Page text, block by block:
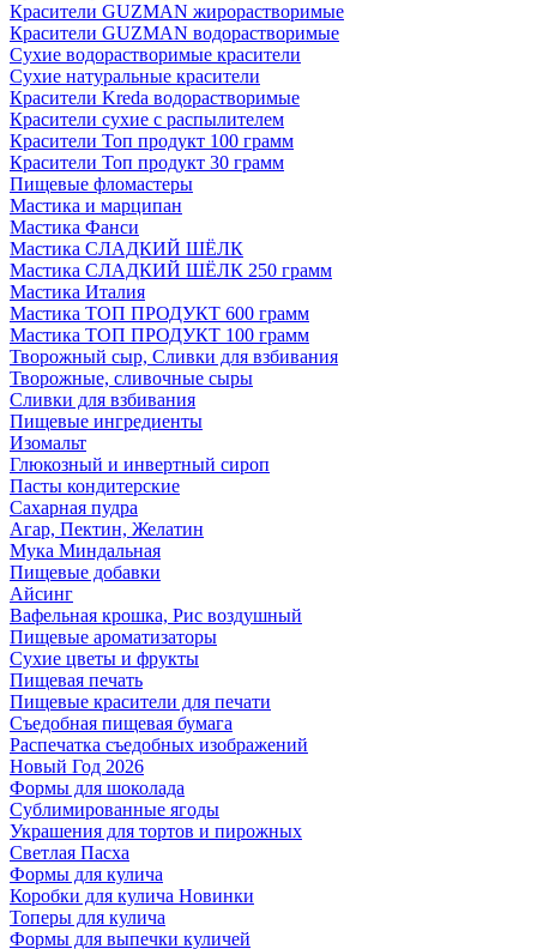
Красители GUZMAN жирорастворимые
Красители GUZMAN водорастворимые
Сухие водорастворимые красители
Сухие натуральные красители
Красители Kreda водорастворимые
Красители сухие с распылителем
Красители Топ продукт 100 грамм
Красители Топ продукт 30 грамм
Пищевые фломастеры
Мастика и марципан
Мастика Фанси
Мастика СЛАДКИЙ ШЁЛК
Мастика СЛАДКИЙ ШЁЛК 250 грамм
Мастика Италия
Мастика ТОП ПРОДУКТ 600 грамм
Мастика ТОП ПРОДУКТ 100 грамм
Творожный сыр, Сливки для взбивания
Творожные, сливочные сыры
Сливки для взбивания
Пищевые ингредиенты
Изомальт
Глюкозный и инвертный сироп
Пасты кондитерские
Сахарная пудра
Агар, Пектин, Желатин
Мука Миндальная
Пищевые добавки
Айсинг
Вафельная крошка, Рис воздушный
Пищевые ароматизаторы
Сухие цветы и фрукты
Пищевая печать
Пищевые красители для печати
Съедобная пищевая бумага
Распечатка съедобных изображений
Новый Год 2026
Формы для шоколада
Сублимированные ягоды
Украшения для тортов и пирожных
Светлая Пасха
Формы для кулича
Коробки для кулича Новинки
Топеры для кулича
Формы для выпечки куличей